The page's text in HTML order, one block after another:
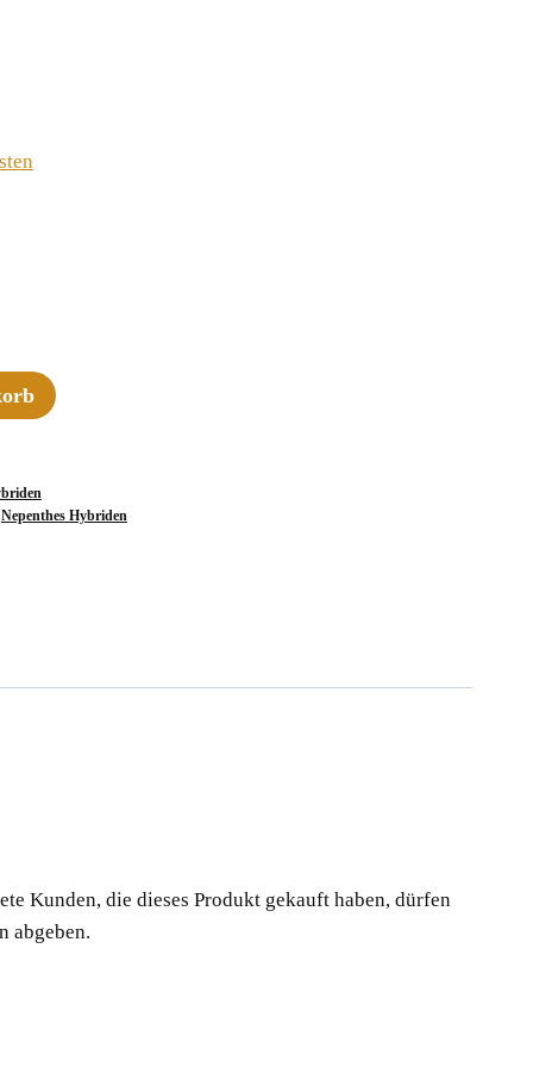
Nepenthes Hybriden
Kunden, die dieses Produkt gekauft haben, dürfen
abgeben.